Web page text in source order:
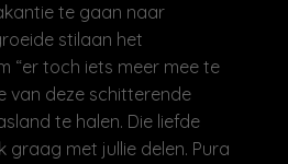
te gaan naar
stilaan het
“er toch iets meer mee te
van deze schitterende
te halen. Die liefde
graag met jullie delen. Pura